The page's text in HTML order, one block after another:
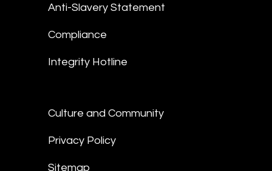
Anti-Slavery Statement
Compliance
Integrity Hotline
Culture and Community
Privacy Policy
Sitemap